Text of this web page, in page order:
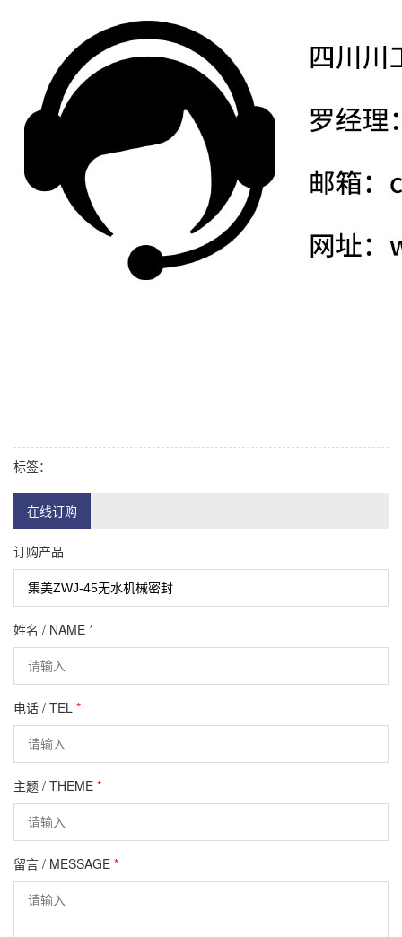
标签：
在线订购
订购产品
姓名 / NAME *
电话 / TEL *
主题 / THEME *
留言 / MESSAGE *